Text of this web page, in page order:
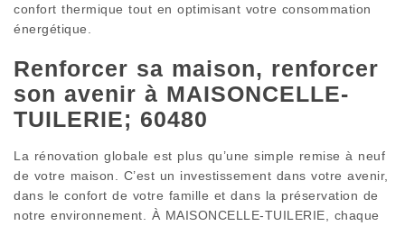
confort thermique tout en optimisant votre consommation
énergétique.
Renforcer sa maison, renforcer
son avenir à MAISONCELLE-
TUILERIE; 60480
La rénovation globale est plus qu’une simple remise à neuf
de votre maison. C’est un investissement dans votre avenir,
dans le confort de votre famille et dans la préservation de
notre environnement. À MAISONCELLE-TUILERIE, chaque